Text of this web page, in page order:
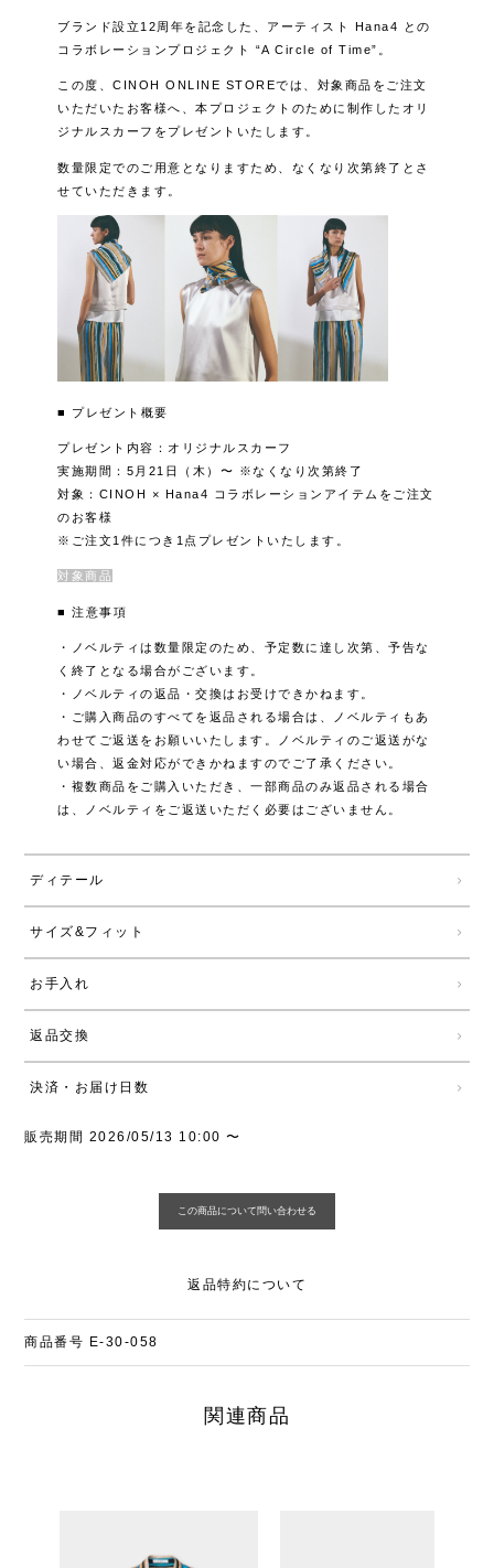
ブランド設立12周年を記念した、アーティスト Hana4 との
コラボレーションプロジェクト “A Circle of Time”。
この度、CINOH ONLINE STOREでは、対象商品をご注文
いただいたお客様へ、本プロジェクトのために制作したオリ
ジナルスカーフをプレゼントいたします。
数量限定でのご用意となりますため、なくなり次第終了とさ
せていただきます。
■ プレゼント概要
プレゼント内容：オリジナルスカーフ
実施期間：5月21日（木）〜 ※なくなり次第終了
対象：CINOH × Hana4 コラボレーションアイテムをご注文
のお客様
※ご注文1件につき1点プレゼントいたします。
対象商品
■ 注意事項
・ノベルティは数量限定のため、予定数に達し次第、予告な
く終了となる場合がございます。
・ノベルティの返品・交換はお受けできかねます。
・ご購入商品のすべてを返品される場合は、ノベルティもあ
わせてご返送をお願いいたします。ノベルティのご返送がな
い場合、返金対応ができかねますのでご了承ください。
・複数商品をご購入いただき、一部商品のみ返品される場合
は、ノベルティをご返送いただく必要はございません。
ディテール
サイズ&フィット
お手入れ
返品交換
決済・お届け日数
販売期間 2026/05/13 10:00〜
返品特約について
商品番号 E-30-058
関連商品